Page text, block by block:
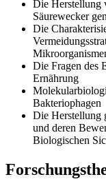
Die Herstellung
Säurewecker
Die
Die Fragen des
Ernährung
Bakteriophagen
Die Herstellung
und deren
Biologischen